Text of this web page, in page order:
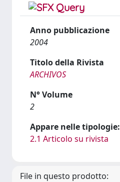
Anno pubblicazione
2004
Titolo della Rivista
ARCHIVOS
N° Volume
2
Appare nelle tipologie:
2.1 Articolo su rivista
File in questo prodotto: